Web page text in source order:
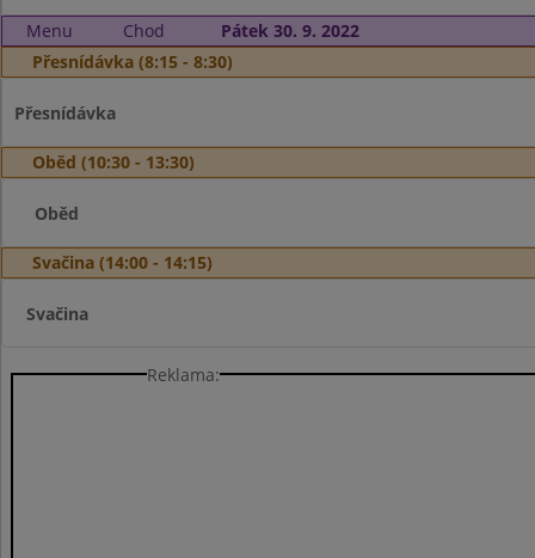
Menu Chod
Pátek 30. 9. 2022
Přesnídávka (8:15 - 8:30)
Přesnídávka
Oběd (10:30 - 13:30)
Oběd
Svačina (14:00 - 14:15)
Svačina
Reklama: